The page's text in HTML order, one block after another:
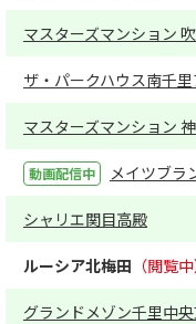
マスターズマンション
ザ・パークハウス南千
マスターズマンション
メイツブラ
シャリエ関目高殿
ルーシア北梅田
グランドメゾン千里中